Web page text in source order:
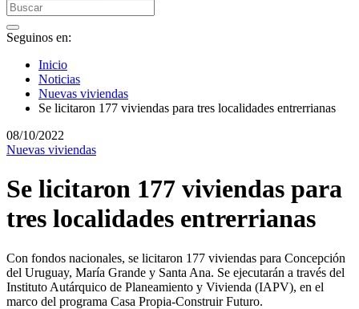
Seguinos en:
Inicio
Noticias
Nuevas viviendas
Se licitaron 177 viviendas para tres localidades entrerrianas
08/10/2022
Nuevas viviendas
Se licitaron 177 viviendas para
tres localidades entrerrianas
Con fondos nacionales, se licitaron 177 viviendas para Concepción
del Uruguay, María Grande y Santa Ana. Se ejecutarán a través del
Instituto Autárquico de Planeamiento y Vivienda (IAPV), en el
marco del programa Casa Propia-Construir Futuro.